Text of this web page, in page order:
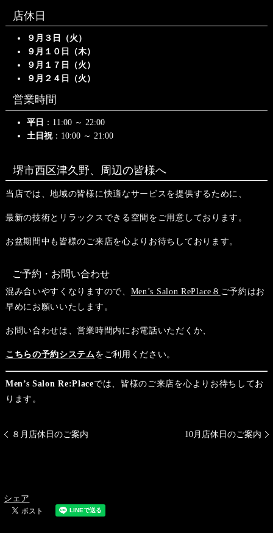
店休日
９月３日（火）
９月１０日（木）
９月１７日（火）
９月２４日（火）
営業時間
平日 ：11:00 ～ 22:00
土日祝：10:00 ～ 21:00
堺市西区津久野、周辺の皆様へ
当店では、地域の皆様に快適なサービスを提供するために、
最新の技術とリラックスできる空間をご用意しております。
お盆期間中も皆様のご来店を心よりお待ちしております。
ご予約・お問い合わせ
混み合いやすくなりますので、 Men’s Salon RePlace８ ご予約はお
早めにお願いいたします。
お問い合わせは、営業時間内にお電話いただくか、
こちらの予約システム をご利用ください。
Men’s Salon Re:Placeでは、皆様のご来店を心よりお待ちしてお
ります。
８月店休日のご案内 10月店休日のご案内
シェア